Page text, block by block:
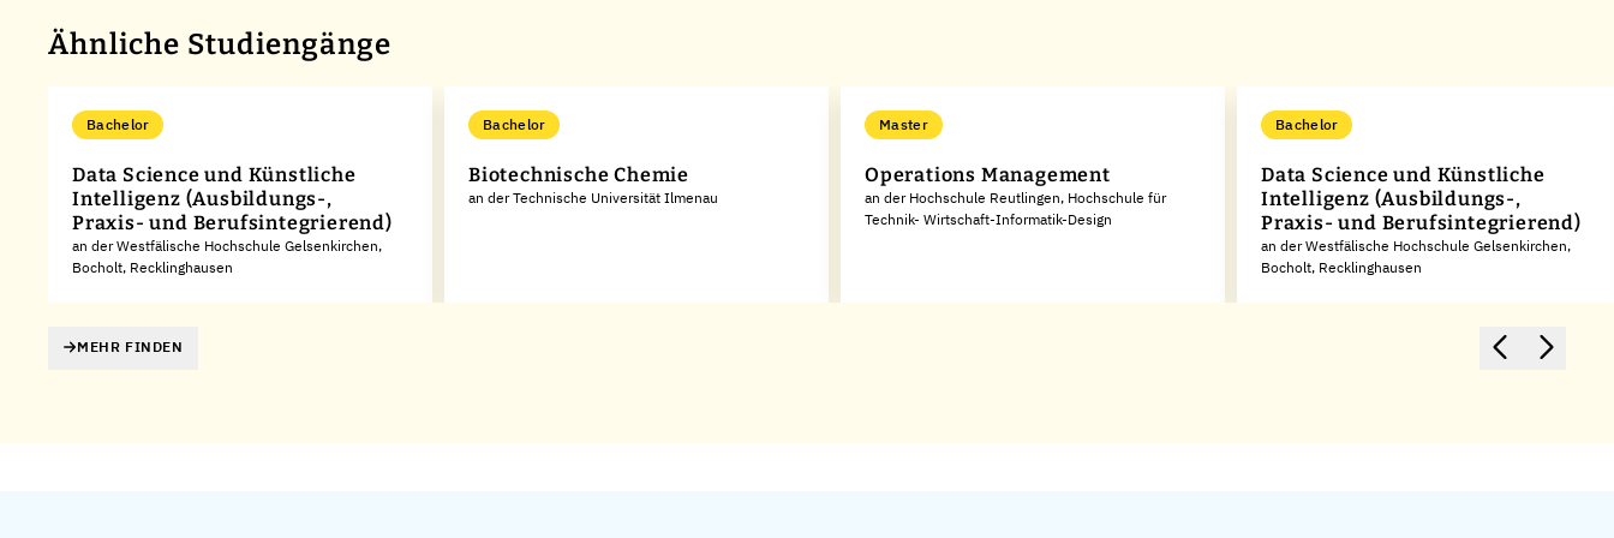
Ähnliche Studiengänge
Bachelor
Data Science und Künstliche
Intelligenz (Ausbildungs-,
Praxis- und Berufsintegrierend)
an der Westfälische Hochschule Gelsenkirchen,
Bocholt, Recklinghausen
Bachelor
Biotechnische Chemie
an der Technische Universität Ilmenau
Master
Operations Management
an der Hochschule Reutlingen, Hochschule für
Technik- Wirtschaft-Informatik-Design
Bachelor
Data Science und Künstliche
Intelligenz (Ausbildungs-,
Praxis- und Berufsintegrierend)
an der Westfälische Hochschule Gelsenkirchen,
Bocholt, Recklinghausen
MEHR FINDEN